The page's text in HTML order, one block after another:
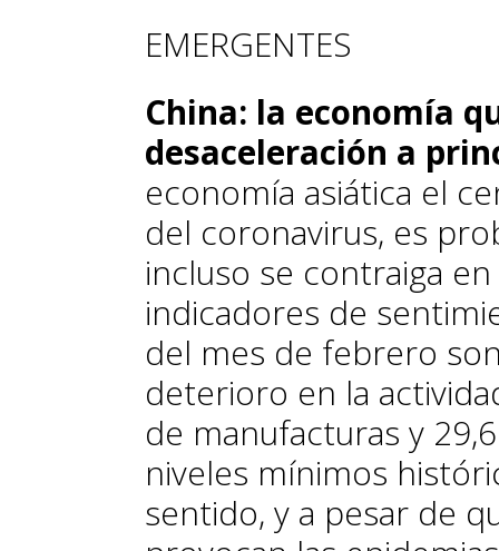
EMERGENTES
China: la economía
desaceleración a
economía asiática el
del coronavirus, es
incluso se contraiga
indicadores de
del mes de febrero
deterioro en la
de manufacturas y
niveles mínimos
sentido, y a pesar de